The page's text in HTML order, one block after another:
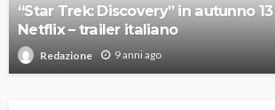
“Star Trek: Discovery” in autunno
Netflix – trailer italiano
Redazione 9 anni ago